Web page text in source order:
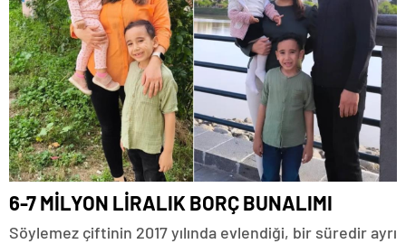
6-7 MİLYON LİRALIK BORÇ BUNALIMI
Söylemez çiftinin 2017 yılında evlendiği, bir süredir ayrı